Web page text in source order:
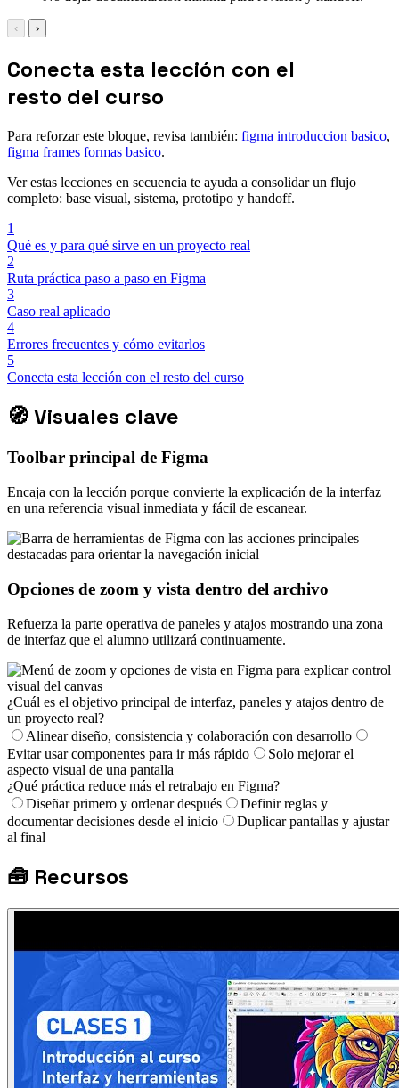
‹ ›
Conecta esta lección con el
resto del curso
Para reforzar este bloque, revisa también: figma introduccion basico,
figma frames formas basico.
Ver estas lecciones en secuencia te ayuda a consolidar un flujo
completo: base visual, sistema, prototipo y handoff.
1
Qué es y para qué sirve en un proyecto real
2
Ruta práctica paso a paso en Figma
3
Caso real aplicado
4
Errores frecuentes y cómo evitarlos
5
Conecta esta lección con el resto del curso
🧭Visuales clave
Toolbar principal de Figma
Encaja con la lección porque convierte la explicación de la interfaz
en una referencia visual inmediata y fácil de escanear.
Opciones de zoom y vista dentro del archivo
Refuerza la parte operativa de paneles y atajos mostrando una zona
de interfaz que el alumno utilizará continuamente.
¿Cuál es el objetivo principal de interfaz, paneles y atajos dentro de
un proyecto real?
Alinear diseño, consistencia y colaboración con desarrollo
Evitar usar componentes para ir más rápido
Solo mejorar el
aspecto visual de una pantalla
¿Qué práctica reduce más el retrabajo en Figma?
Diseñar primero y ordenar después
Definir reglas y
documentar decisiones desde el inicio
Duplicar pantallas y ajustar
al final
🧰 Recursos